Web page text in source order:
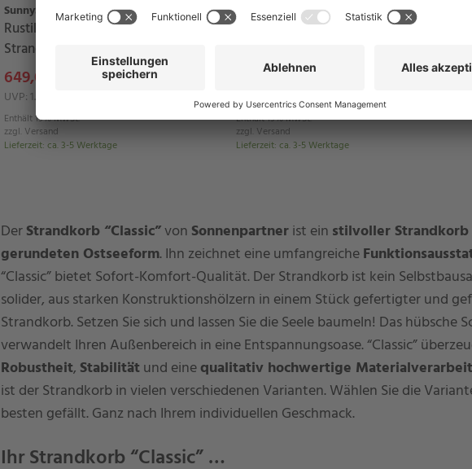
SunnySmart
Rustikal 285 Z SUN Edition
Strandkorb
649,00 €
UVP: 1.148,00 €
Enthält 19% MwSt.
zzgl. Versand
Lieferzeit: ca. 3-5 Werktage
SunnySmart
Rustikal 305 Z Comfort Teak XL
ab 1.999,00 €
UVP: 2.598,00 €
Enthält 19% MwSt.
zzgl. Versand
Lieferzeit: ca. 3-5 Werktage
DerStrandkorb “Classic”von Sonnenpartnerist ein stilvoller Strandkorb
gerundeten Ostseeform. Ihn zeichnet eine umfangreiche
“Classic” bietet Sofort-Komfort-Qualität. Der Strandkorb ist kein
solider, aus starken Konstruktionshölzern in einem Stück gefertigter und
Strandkorb. Setzen Sie sich und lassen Sie die Seele baumeln! Das hübsche
verwandelt Ihren Außenbereich in eine Entspannungsoase. “Classic”
Robustheit, Stabilitätund einequalitativ hochwertige
ist der Strandkorb in vielen verschiedenen Varianten. Wählen Sie die
besten gefällt. Ganz nach Ihrem individuellen Geschmack.
Ihr Strandkorb “Classic” …